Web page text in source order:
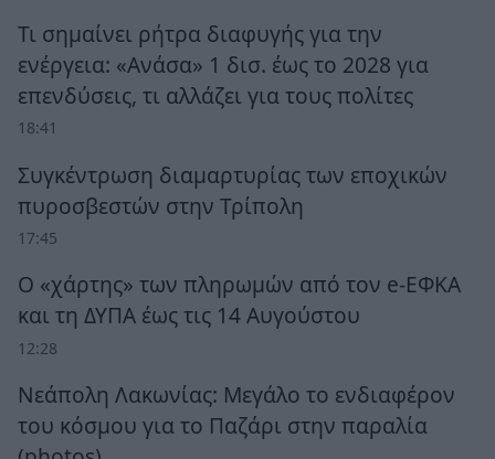
Τι σημαίνει ρήτρα διαφυγής για την
ενέργεια: «Ανάσα» 1 δισ. έως το 2028 για
επενδύσεις, τι αλλάζει για τους πολίτες
18:41
Συγκέντρωση διαμαρτυρίας των εποχικών
πυροσβεστών στην Τρίπολη
17:45
Ο «χάρτης» των πληρωμών από τον e-ΕΦΚΑ
και τη ΔΥΠΑ έως τις 14 Αυγούστου
12:28
Νεάπολη Λακωνίας: Μεγάλο το ενδιαφέρον
του κόσμου για το Παζάρι στην παραλία